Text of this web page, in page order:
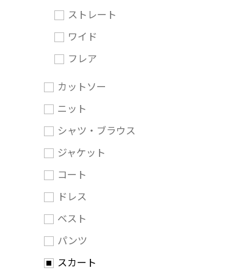
ストレート
ワイド
フレア
カットソー
ニット
シャツ・ブラウス
ジャケット
コート
ドレス
ベスト
パンツ
スカート